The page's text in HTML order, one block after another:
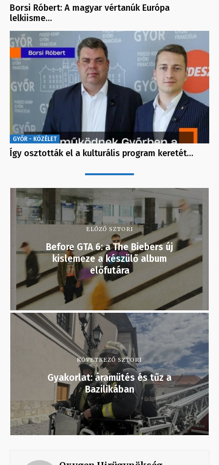
Borsi Róbert: A magyar vértanúk Európa
lelkiisme…
GYŐR - KÖZÉLET
Így osztották el a kulturális program keretét…
ELŐZŐ SZTORI
Before GTA 6: a The Biebers új
kislemeze a készülő album
előfutára
KÖVETKEZŐ SZTORI
Gyakorlat: áramütés és tűz a
Bazilikában